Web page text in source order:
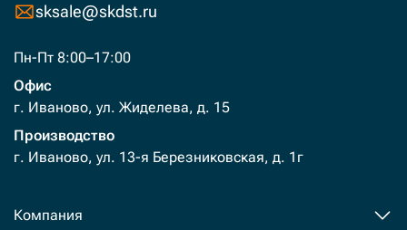
sksale@skdst.ru
Пн-Пт 8:00–17:00
Офис
г. Иваново, ул. Жиделева, д. 15
Производство
г. Иваново, ул. 13-я Березниковская, д. 1г
Компания